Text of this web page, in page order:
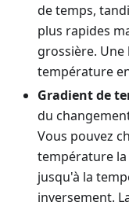
de temps,
plus rapides
grossière.
température
Gradient de
du
Vous pouvez
température la
jusqu'à la
inversement.